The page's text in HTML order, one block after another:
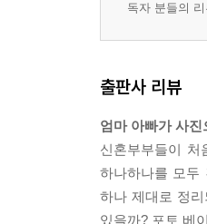
독자 분들의
출판사 리뷰
엄마 아빠가 사진
신혼부부들이
하나하나를 모두
하나 제대로 정
있을까? 포토 베